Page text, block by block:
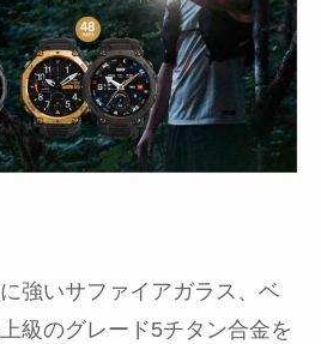
強いサファイアガラス、ベ
級のグレード5チタン合金を